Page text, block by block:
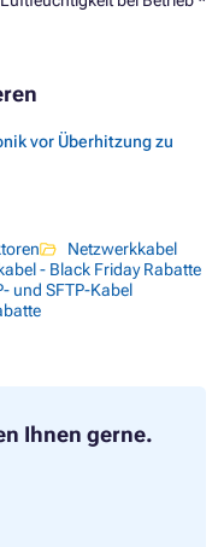
vor Überhitzung zu
Netzwerkkabel
- Black Friday Rabatte
und SFTP-Kabel
Ihnen gerne.